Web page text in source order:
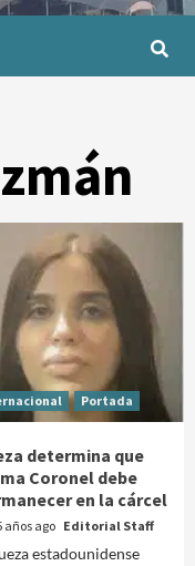
Portada
determina que
Coronel debe
en la cárcel
años ago Editorial Staff
estadounidense